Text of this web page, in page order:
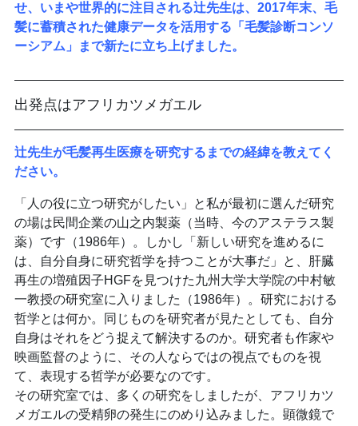
せ、いまや世界的に注目される辻先生は、2017年末、毛
髪に蓄積された健康データを活用する「毛髪診断コンソ
ーシアム」まで新たに立ち上げました。
出発点はアフリカツメガエル
辻先生が毛髪再生医療を研究するまでの経緯を教えてく
ださい。
「人の役に立つ研究がしたい」と私が最初に選んだ研究
の場は民間企業の山之内製薬（当時、今のアステラス製
薬）です（1986年）。しかし「新しい研究を進めるに
は、自分自身に研究哲学を持つことが大事だ」と、肝臓
再生の増殖因子HGFを見つけた九州大学大学院の中村敏
一教授の研究室に入りました（1986年）。研究における
哲学とは何か。同じものを研究者が見たとしても、自分
自身はそれをどう捉えて解決するのか。研究者も作家や
映画監督のように、その人ならではの視点でものを視
て、表現する哲学が必要なのです。
その研究室では、多くの研究をしましたが、アフリカツ
メガエルの受精卵の発生にのめり込みました。顕微鏡で